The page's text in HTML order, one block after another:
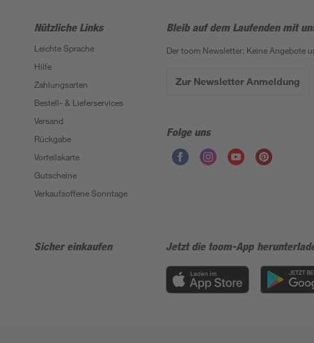
Nützliche Links
Leichte Sprache
Hilfe
Zahlungsarten
Bestell- & Lieferservices
Versand
Rückgabe
Vorteilskarte
Gutscheine
Verkaufsoffene Sonntage
Bleib auf dem Laufenden mit
Der toom Newsletter: Keine Angebote
Zur Newsletter Anmeldung
Folge uns
Sicher einkaufen Jetzt die toom-App